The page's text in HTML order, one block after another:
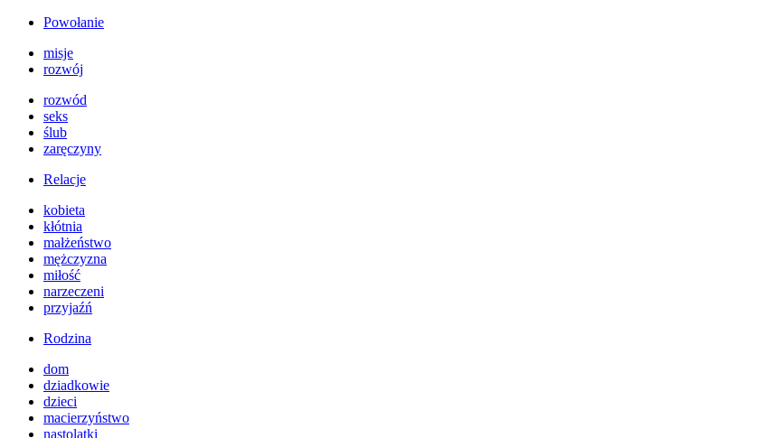
Powołanie
misje
rozwój
rozwód
seks
ślub
zaręczyny
Relacje
kobieta
kłótnia
małżeństwo
mężczyzna
miłość
narzeczeni
przyjaźń
Rodzina
dom
dziadkowie
dzieci
macierzyństwo
nastolatki